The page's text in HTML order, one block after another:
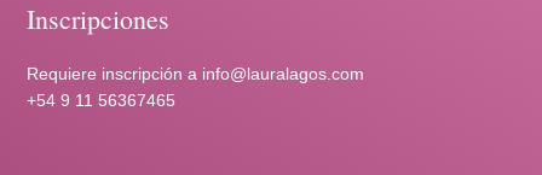
Inscripciones
Requiere inscripción a info@lauralagos.com
+54 9 11 56367465